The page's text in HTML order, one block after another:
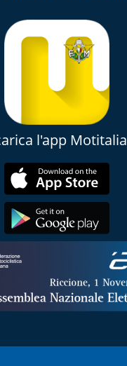
l'app Motitalia